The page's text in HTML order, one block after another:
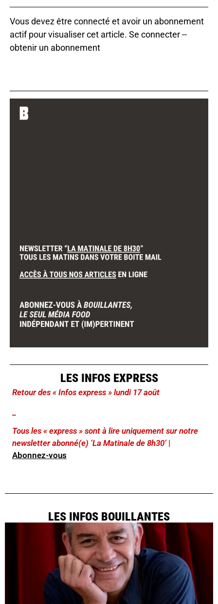
Vous devez être connecté et avoir un abonnement
actif pour visualiser cet article. Se connecter--
obtenir un abonnement
LES INFOS EXPRESS
Retour des « Infos express » lundi 17 août
Tous les « express » sont à lire uniquement sur notre
newsletter abonné(e) ‘La Matinale de 8h30’ |
Abonnez-vous
LES INFOS BOUILLANTES